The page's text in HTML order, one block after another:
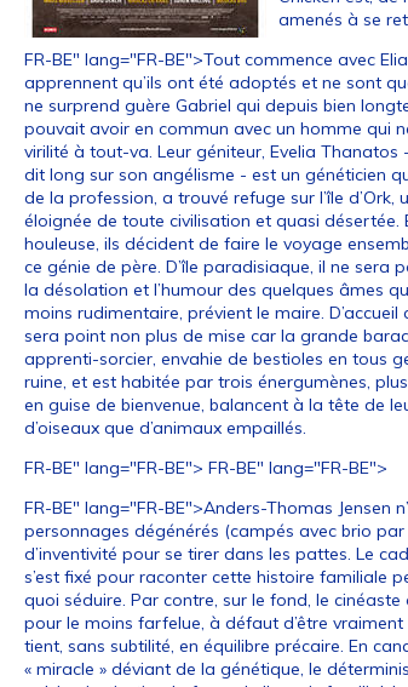
amenés à se
FR-BE" lang="FR-BE">Tout commence avec
apprennent qu’ils ont été adoptés et ne sont
ne surprend guère Gabriel qui depuis bien
pouvait avoir en commun avec un homme qui
virilité à tout-va. Leur géniteur, Evelia
dit long sur son angélisme - est un généticien
de la profession, a trouvé refuge sur l’île
éloignée de toute civilisation et quasi désertée.
houleuse, ils décident de faire le voyage
ce génie de père. D’île paradisiaque, il ne sera
la désolation et l’humour des quelques âmes
moins rudimentaire, prévient le maire.
sera point non plus de mise car la grande
apprenti-sorcier, envahie de bestioles en tous
ruine, et est habitée par trois énergumènes,
en guise de bienvenue, balancent à la tête de
d’oiseaux que d’animaux empaillés.
FR-BE" lang="FR-BE"> FR-BE" lang="FR-BE">
FR-BE" lang="FR-BE">Anders-Thomas Jensen
personnages dégénérés (campés avec brio
d’inventivité pour se tirer dans les pattes. Le
s’est fixé pour raconter cette histoire familiale
quoi séduire. Par contre, sur le fond, le
pour le moins farfelue, à défaut d’être
tient, sans subtilité, en équilibre précaire. En
« miracle » déviant de la génétique, le